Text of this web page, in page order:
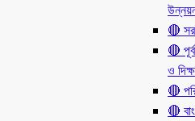
🔴
🔴
ও
🔴
🔴